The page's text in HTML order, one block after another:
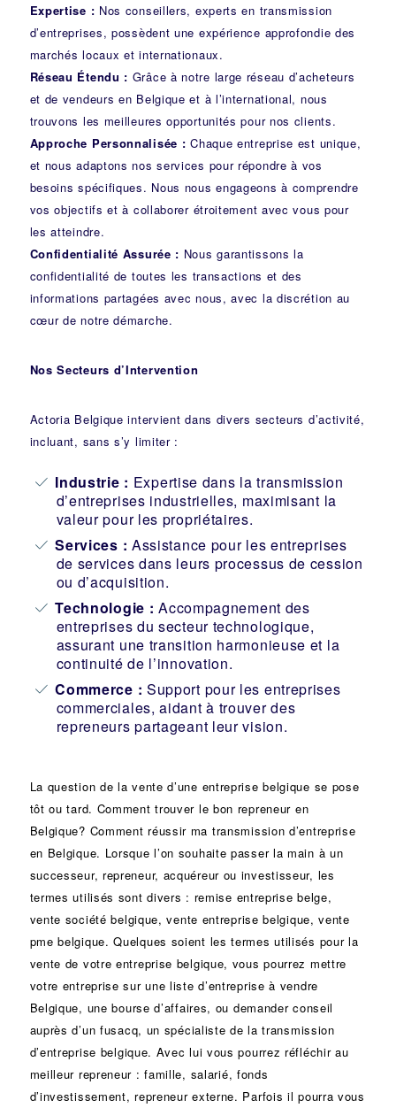
Expertise : Nos conseillers, experts en transmission
d’entreprises, possèdent une expérience approfondie des
marchés locaux et internationaux.
Réseau Étendu : Grâce à notre large réseau d’acheteurs
et de vendeurs en Belgique et à l’international, nous
trouvons les meilleures opportunités pour nos clients.
Approche Personnalisée : Chaque entreprise est unique,
et nous adaptons nos services pour répondre à vos
besoins spécifiques. Nous nous engageons à comprendre
vos objectifs et à collaborer étroitement avec vous pour
les atteindre.
Confidentialité Assurée : Nous garantissons la
confidentialité de toutes les transactions et des
informations partagées avec nous, avec la discrétion au
cœur de notre démarche.
Nos Secteurs d’Intervention
Actoria Belgique intervient dans divers secteurs d’activité,
incluant, sans s’y limiter :
Industrie : Expertise dans la transmission
d’entreprises industrielles, maximisant la
valeur pour les propriétaires.
Services : Assistance pour les entreprises
de services dans leurs processus de cession
ou d’acquisition.
Technologie : Accompagnement des
entreprises du secteur technologique,
assurant une transition harmonieuse et la
continuité de l’innovation.
Commerce : Support pour les entreprises
commerciales, aidant à trouver des
repreneurs partageant leur vision.
La question de la vente d’une entreprise belgique se pose
tôt ou tard. Comment trouver le bon repreneur en
Belgique? Comment réussir ma transmission d’entreprise
en Belgique. Lorsque l’on souhaite passer la main à un
successeur, repreneur, acquéreur ou investisseur, les
termes utilisés sont divers : remise entreprise belge,
vente société belgique, vente entreprise belgique, vente
pme belgique. Quelques soient les termes utilisés pour la
vente de votre entreprise belgique, vous pourrez mettre
votre entreprise sur une liste d’entreprise à vendre
Belgique, unebourse d’affaires, ou demander conseil
auprès d’un fusacq, un spécialiste de latransmission
d’entreprise belgique. Avec lui vous pourrez réfléchir au
meilleur repreneur :famille, salarié, fonds
d’investissement, repreneur externe. Parfois il pourra vous